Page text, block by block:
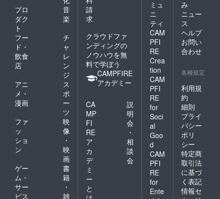
プロ
ダク
ト
音
楽
フー
ド・
飲食
店
チ
ャ
レ
ン
ジ
アニ
メ・
漫画
ス
ポ
ー
ツ
ファ
ッ
ショ
ン
映
像
・
映
画
ゲー
ム・
サー
ビス
書
籍
・
雑
請
求
クラウドファ
ンディングの
ノウハウを無
料で学ぼう
CAMPFIRE
アカデミー
CA
MP
FI
RE
ア
カ
デ
ミ
ー
と
説
明
会
・
相
談
会
ミュ
ニ
ティ
CAM
PFI
RE
Crea
tion
CAM
PFI
RE
for
Soci
al
Goo
d
CAM
PFI
RE
for
Ente
み
ニュー
ス
ヘルプ
お問い
合わせ
各種規定
利用規
約
細則
プライ
バシー
ポリ
シー
特定商
取引法
に基づ
く表記
情報セ